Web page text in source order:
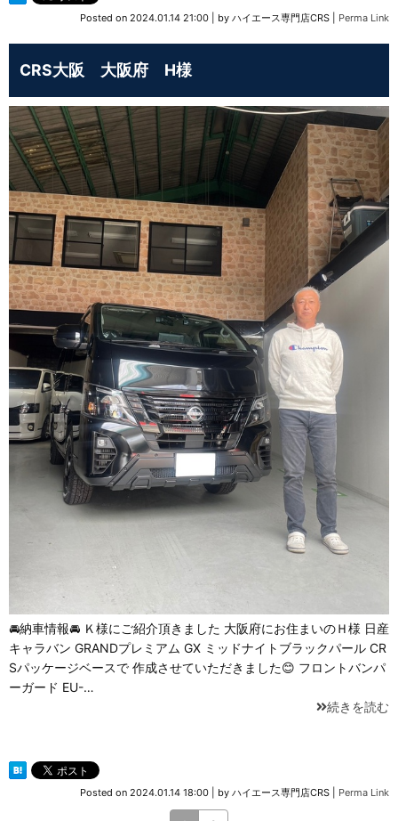
Posted on 2024.01.14 21:00 by ハイエース専門店CRS Perma Link
CRS大阪 大阪府 H様
🚘納車情報🚘 Ｋ様にご紹介頂きました 大阪府にお住まいのＨ様 日産
キャラバン GRANDプレミアム GX ミッドナイトブラックパール CR
Sパッケージベースで 作成させていただきました😊 フロントバンパ
ーガード EU-…
続きを読む
Posted on 2024.01.14 18:00 by ハイエース専門店CRS Perma Link